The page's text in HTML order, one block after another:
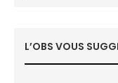
L’OBS VOUS